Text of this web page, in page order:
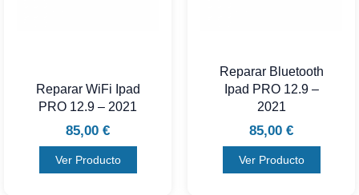
Reparar WiFi Ipad
PRO 12.9 – 2021
85,00 €
Ver Producto
Reparar Bluetooth
Ipad PRO 12.9 –
2021
85,00 €
Ver Producto